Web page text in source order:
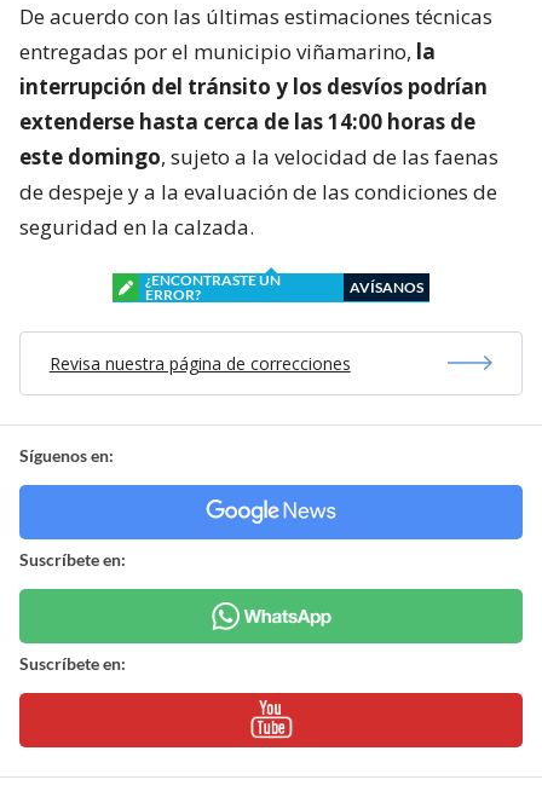
De acuerdo con las últimas estimaciones técnicas
entregadas por el municipio viñamarino, la
interrupción del tránsito y los desvíos podrían
extenderse hasta cerca de las 14:00 horas de
este domingo, sujeto a la velocidad de las faenas
de despeje y a la evaluación de las condiciones de
seguridad en la calzada.
¿ENCONTRASTE UN
ERROR?
AVÍSANOS
Revisa nuestra página de correcciones
Síguenos en:
Suscríbete en:
Suscríbete en: